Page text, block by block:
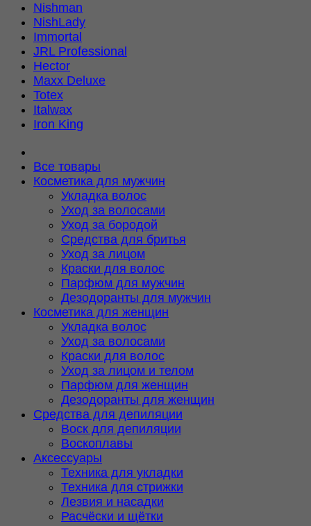
Nishman
NishLady
Immortal
JRL Professional
Hector
Maxx Deluxe
Totex
Italwax
Iron King
Все товары
Косметика для мужчин
Укладка волос
Уход за волосами
Уход за бородой
Средства для бритья
Уход за лицом
Краски для волос
Парфюм для мужчин
Дезодоранты для мужчин
Косметика для женщин
Укладка волос
Уход за волосами
Краски для волос
Уход за лицом и телом
Парфюм для женщин
Дезодоранты для женщин
Средства для депиляции
Воск для депиляции
Воскоплавы
Аксессуары
Техника для укладки
Техника для стрижки
Лезвия и насадки
Расчёски и щётки